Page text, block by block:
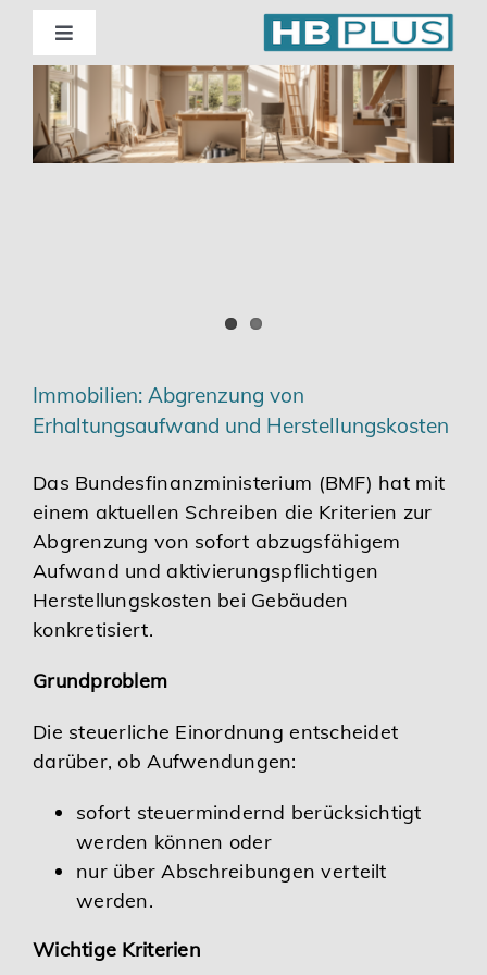
Skip
content
Toggle
Navigation
Standorte
Beratung
Karriere
Services
Immobilien: Abgrenzung von
Erhaltungsaufwand und Herstellungskosten
Das Bundesfinanzministerium (BMF) hat mit
einem aktuellen Schreiben die Kriterien zur
Abgrenzung von sofort abzugsfähigem
Aufwand und aktivierungspflichtigen
Herstellungskosten bei Gebäuden
konkretisiert.
Grundproblem
Die steuerliche Einordnung entscheidet
darüber, ob Aufwendungen:
sofort steuermindernd berücksichtigt
werden können oder
nur über Abschreibungen verteilt
werden.
Wichtige Kriterien